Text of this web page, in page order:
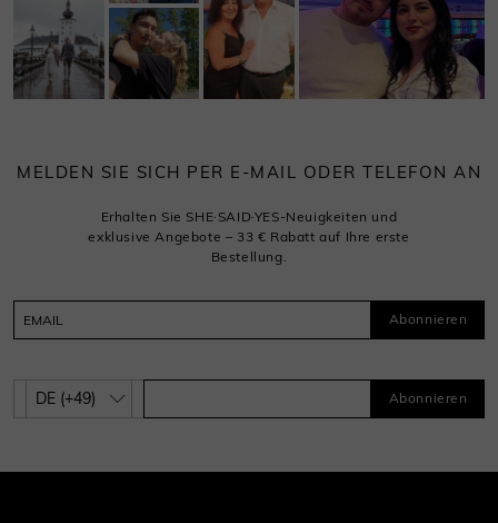
MELDEN SIE SICH PER E-MAIL ODER TELEFON AN
Erhalten Sie SHE·SAID·YES-Neuigkeiten und
exklusive Angebote – 33 € Rabatt auf Ihre erste
Bestellung.
Abonnieren
Abonnieren